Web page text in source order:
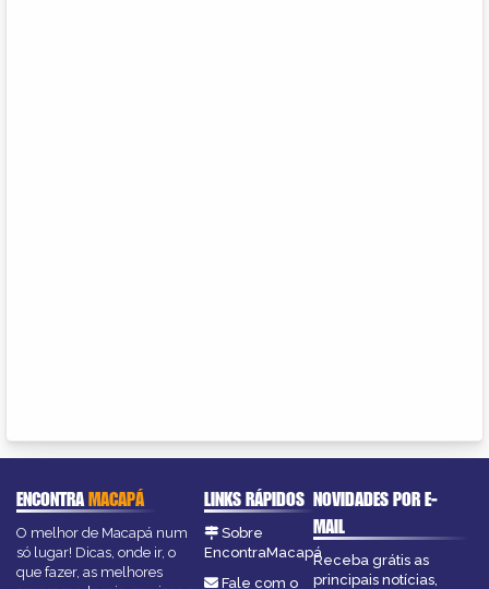
ENCONTRAMACAPÁ
O melhor de Macapá num
só lugar! Dicas, onde ir, o
que fazer, as melhores
LINKS RÁPIDOS
Sobre
EncontraMacapá
Fale com o
NOVIDADES POR E-
MAIL
Receba grátis as
principais notícias,